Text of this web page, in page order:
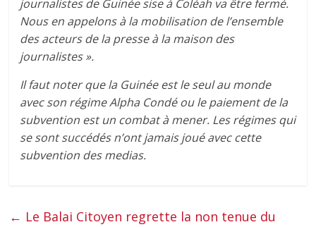
journalistes de Guinée sise à Coléah va être fermé.
Nous en appelons à la mobilisation de l’ensemble
des acteurs de la presse à la maison des
journalistes ».
Il faut noter que la Guinée est le seul au monde
avec son régime Alpha Condé ou le paiement de la
subvention est un combat à mener. Les régimes qui
se sont succédés n’ont jamais joué avec cette
subvention des medias.
← Le Balai Citoyen regrette la non tenue du